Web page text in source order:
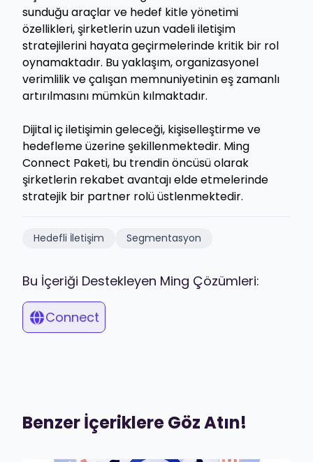
sunduğu araçlar ve hedef kitle yönetimi
özellikleri, şirketlerin uzun vadeli iletişim
stratejilerini hayata geçirmelerinde kritik bir rol
oynamaktadır. Bu yaklaşım, organizasyonel
verimlilik ve çalışan memnuniyetinin eş zamanlı
artırılmasını mümkün kılmaktadır.
Dijital iç iletişimin geleceği, kişiselleştirme ve
hedefleme üzerine şekillenmektedir. Ming
Connect Paketi, bu trendin öncüsü olarak
şirketlerin rekabet avantajı elde etmelerinde
stratejik bir partner rolü üstlenmektedir.
Hedefli İletişim Segmentasyon
Bu İçeriği Destekleyen Ming Çözümleri:
Connect
Benzer İçeriklere Göz Atın!